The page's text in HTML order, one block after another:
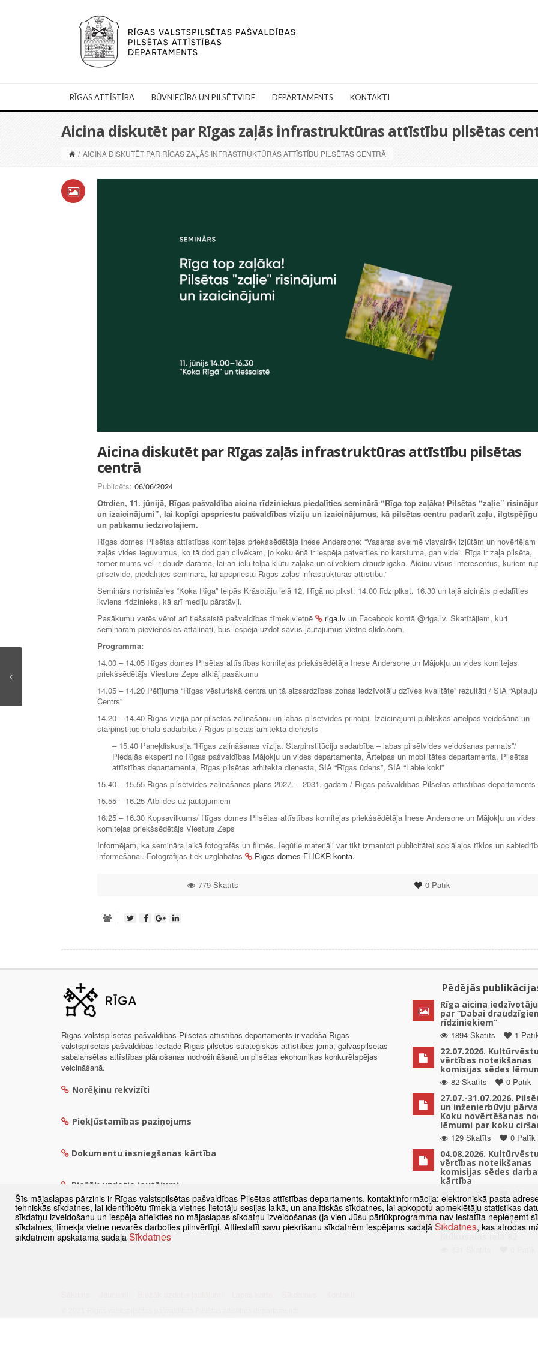
RĪGAS ATTĪSTĪBA BŪVNIECĪBA UN PILSĒTVIDE DEPARTAMENTS KONTAKTI
Aicina diskutēt par Rīgas zaļās infrastruktūras attīstību pilsētas
/ AICINA DISKUTĒT PAR RĪGAS ZAĻĀS INFRASTRUKTŪRAS ATTĪSTĪBU PILSĒTAS CENTRĀ
Aicina diskutēt par Rīgas zaļās infrastruktūras attīstību pilsētas
centrā
Publicēts: 06/06/2024
Otrdien, 11. jūnijā, Rīgas pašvaldība aicina rīdziniekus piedalīties seminārā “Rīga top zaļāka! Pilsētas “zaļie”
un izaicinājumi”, lai kopīgi apspriestu pašvaldības vīziju un izaicinājumus, kā pilsētas centru padarīt zaļu, ilgtspējīgu
un patīkamu iedzīvotājiem.
Rīgas domes Pilsētas attīstības komitejas priekšsēdētāja Inese Andersone: “Vasaras svelmē visvairāk izjūtām un novērtējam
zaļās vides ieguvumus, ko tā dod gan cilvēkam, jo koku ēnā ir iespēja patverties no karstuma, gan videi. Rīga ir zaļa pilsēta,
tomēr mums vēl ir daudz darāmā, lai arī ielu telpa kļūtu zaļāka un cilvēkiem draudzīgāka. Aicinu visus interesentus, kuriem
pilsētvide, piedalīties seminārā, lai apspriestu Rīgas zaļās infrastruktūras attīstību.”
Seminārs norisināsies “Koka Rīga” telpās Krāsotāju ielā 12, Rīgā no plkst. 14.00 līdz plkst. 16.30 un tajā aicināts piedalīties
ikviens rīdzinieks, kā arī mediju pārstāvji.
Pasākumu varēs vērot arī tiešsaistē pašvaldības tīmekļvietnē
riga.lv un Facebook kontā @riga.lv. Skatītājiem, kuri
semināram pievienosies attālināti, būs iespēja uzdot savus jautājumus vietnē slido.com.
Programma:
14.00 – 14.05 Rīgas domes Pilsētas attīstības komitejas priekšsēdētāja Inese Andersone un Mājokļu un vides komitejas
priekšsēdētājs Viesturs Zeps atklāj pasākumu
14.05 – 14.20 Pētījuma “Rīgas vēsturiskā centra un tā aizsardzības zonas iedzīvotāju dzīves kvalitāte” rezultāti / SIA “Aptauju
Centrs”
14.20 – 14.40 Rīgas vīzija par pilsētas zaļināšanu un labas pilsētvides principi. Izaicinājumi publiskās ārtelpas veidošanā un
starpinstitucionālā sadarbība / Rīgas pilsētas arhitekta dienests
– 15.40 Paneļdiskusija “Rīgas zaļināšanas vīzija. Starpinstitūciju sadarbība – labas pilsētvides veidošanas pamats”/
Piedalās eksperti no Rīgas pašvaldības Mājokļu un vides departamenta, Ārtelpas un mobilitātes departamenta, Pilsētas
attīstības departamenta, Rīgas pilsētas arhitekta dienesta, SIA “Rīgas ūdens”, SIA “Labie koki”
15.40 – 15.55 Rīgas pilsētvides zaļināšanas plāns 2027. – 2031. gadam / Rīgas pašvaldības Pilsētas attīstības departaments
15.55 – 16.25 Atbildes uz jautājumiem
16.25 – 16.30 Kopsavilkums/ Rīgas domes Pilsētas attīstības komitejas priekšsēdētāja Inese Andersone un Mājokļu un vides
komitejas priekšsēdētājs Viesturs Zeps
Informējam, ka semināra laikā fotografēs un filmēs. Iegūtie materiāli var tikt izmantoti publicitātei sociālajos tīklos un
informēšanai. Fotogrāfijas tiek uzglabātas
Rīgas domes FLICKR kontā.
0Patīk
779 Skatīts
Rīgas valstspilsētas pašvaldības Pilsētas attīstības departaments ir vadošā Rīgas
valstspilsētas pašvaldības iestāde Rīgas pilsētas stratēģiskās attīstības jomā, galvaspilsētas
sabalansētas attīstības plānošanas nodrošināšanā un pilsētas ekonomikas konkurētspējas
veicināšanā.
Norēķinu rekvizīti
Piekļūstamības paziņojums
Dokumentu iesniegšanas kārtība
Biežāk uzdotie jautājumi
Pēdējās
Rīga aicina
par “Dabai
rīdziniekiem”
1894 Skatīts
1
22.07.2026.
vērtības noteikšanas
komisijas sēdes
82 Skatīts
0 Patīk
27.07.-31.07.2026.
un inženierbūvju
Koku novērtēšanas
lēmumi par koku
129 Skatīts
0 Patīk
04.08.2026.
vērtības noteikšanas
komisijas sēdes darba
kārtība
179 Skatīts
0 Patīk
Paziņojums par
detālplānojuma
uzsākšanu zemes
Šīs mājaslapas pārzinis ir Rīgas valstspilsētas pašvaldības Pilsētas attīstības departaments, kontaktinformācija: elektroniskā pasta
tehniskās sīkdatnes, lai identificētu tīmekļa vietnes lietotāju sesijas laikā, un analītiskās sīkdatnes, lai apkopotu apmeklētāju statistikas
sīkdatņu izveidošanu un iespēja atteikties no mājaslapas sīkdatņu izveidošanas (ja vien Jūsu pārlūkprogramma nav iestatīta nepieņemt
sīkdatnes, tīmekļa vietne nevarēs darboties pilnvērtīgi. Attiestatīt savu piekrišanu sīkdatnēm iespējams sadaļā Sīkdatnes, kas atrodas
sīkdatnēm apskatāma sadaļā Sīkdatnes